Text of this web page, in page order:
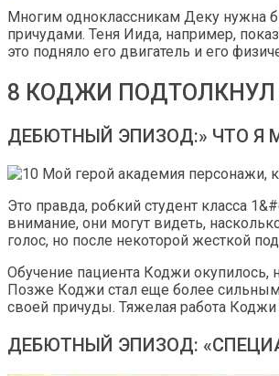
Многим одноклассникам Деку нужна
причудами. Теня Иида, например,
это подняло его двигатель и его
8 КОДЖИ ПОДТОЛКНУЛ
ДЕБЮТНЫЙ ЭПИЗОД:» ЧТО Я
Это правда, робкий студент класса
внимание, они могут видеть,
голос, но после некоторой жесткой
Обучение пациента Коджи
Позже Коджи стал еще более
своей причуды. Тяжелая работа
ДЕБЮТНЫЙ ЭПИЗОД: